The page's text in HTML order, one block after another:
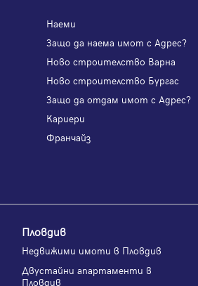
Наеми
Защо да наема имот с Адрес?
Ново строителство Варна
Ново строителство Бургас
Защо да отдам имот с Адрес?
Кариери
Франчайз
Пловдив
Недвижими имоти в Пловдив
Двустайни апартаменти в
Пловдив